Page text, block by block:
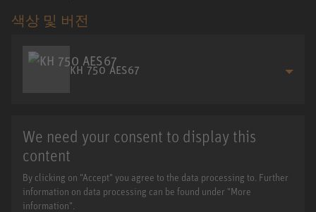
색상 및 버전
KH 750 AES67
We need your consent to display this
content
By clicking on "Accept" you agree to the data processing to. Further
information on data processing can be found under "More
information".